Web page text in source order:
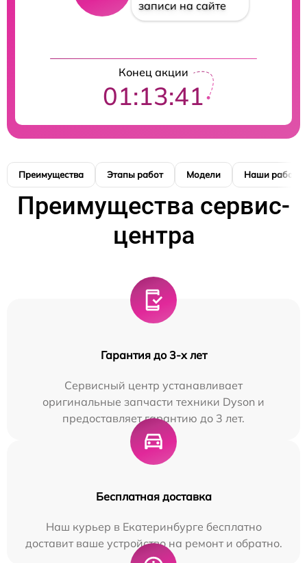
записи на сайте
Конец акции
01:13:41
Преимущества Этапы работ Модели Наши работы
Преимущества сервис-
центра
Гарантия до 3-х лет
Сервисный центр устанавливает
оригинальные запчасти техники Dyson и
предоставляет гарантию до 3 лет.
Бесплатная доставка
Наш курьер в Екатеринбурге бесплатно
доставит ваше устройство на ремонт и обратно.